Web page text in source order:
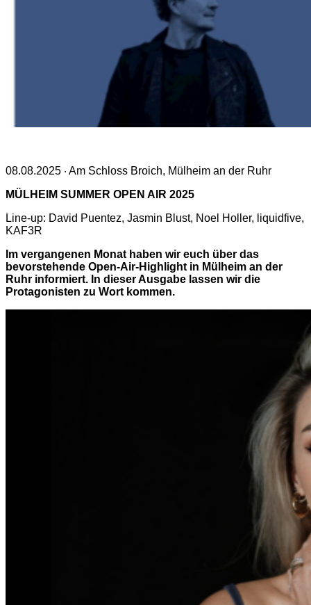
08.08.2025 · Am Schloss Broich, Mülheim an der Ruhr
MÜLHEIM SUMMER OPEN AIR 2025
Line-up: David Puentez, Jasmin Blust, Noel Holler, liquidfive,
KAF3R
Im vergangenen Monat haben wir euch über das
bevorstehende Open-Air-Highlight in Mülheim an der
Ruhr informiert. In dieser Ausgabe lassen wir die
Protagonisten zu Wort kommen.